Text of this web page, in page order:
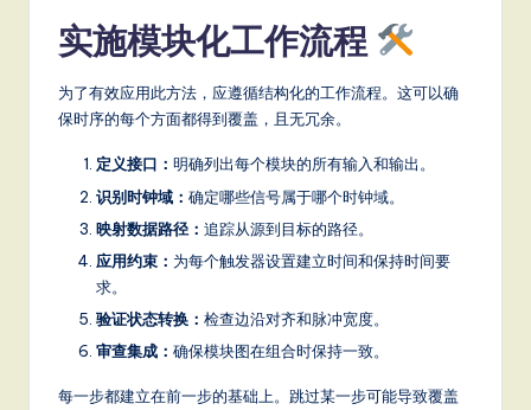
实施模块化工作流程
为了有效应用此方法，应遵循结构化的工作流程。这可以确
保时序的每个方面都得到覆盖，且无冗余。
定义接口： 明确列出每个模块的所有输入和输出。
识别时钟域： 确定哪些信号属于哪个时钟域。
映射数据路径： 追踪从源到目标的路径。
应用约束： 为每个触发器设置建立时间和保持时间要
求。
验证状态转换： 检查边沿对齐和脉冲宽度。
审查集成： 确保模块图在组合时保持一致。
每一步都建立在前一步的基础上。跳过某一步可能导致覆盖